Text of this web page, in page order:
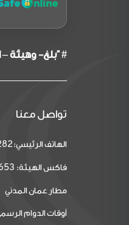
# "بلغ- وهيئة
تواصل معنا
الهاتف الرئيسي:
فاكس الهيئة:
مطار عمان المدني
أوقات الدوام الرسمي: من